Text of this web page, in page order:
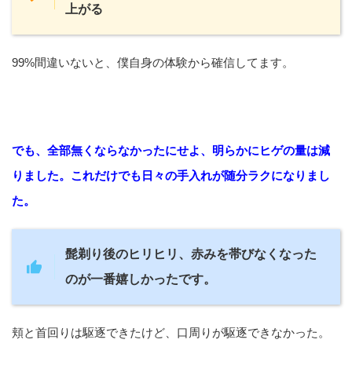
上がる
99%間違いないと、僕自身の体験から確信してます。
でも、全部無くならなかったにせよ、 明らかにヒゲの量は減
りました。これだけでも日々の手入れが随分ラクになりまし
た。
髭剃り後のヒリヒリ、赤みを帯びなくなった
のが一番嬉しかったです。
頬と首回りは駆逐できたけど、口周りが駆逐できなかった。